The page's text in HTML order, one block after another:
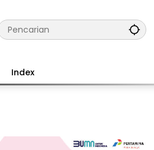
Index